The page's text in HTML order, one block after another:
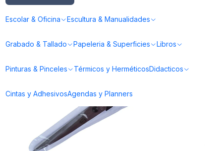
Escolar & Oficina Escultura & Manualidades
Grabado & Tallado Papeleria & Superficies Libros
Pinturas & Pinceles Térmicos y HerméticosDidacticos
Cintas y AdhesivosAgendas y Planners